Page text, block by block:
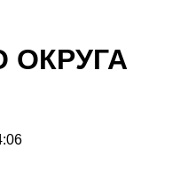
ОКРУГА